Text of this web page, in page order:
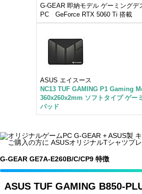
G-GEAR 即納モデル ゲーミングデ
PC GeForce RTX 5060 Ti 搭載
ASUS エイスース
NC13 TUF GAMING P1 Gaming
360x260x2mm ソフトタイプ ゲー
パッド
G-GEAR GE7A-E260B/C/CP9 特徴
ASUS TUF GAMING B850-